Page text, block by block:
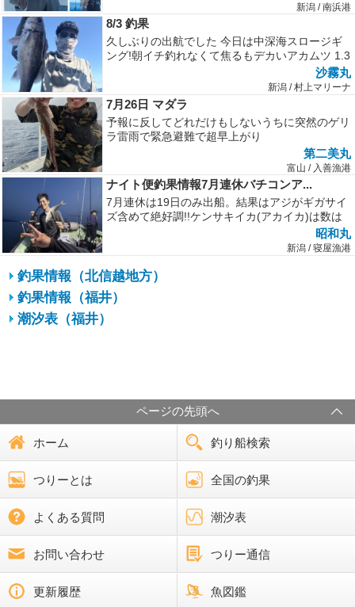
新潟 / 南浜港
8/3 釣果
久しぶりの出航でした 今日は中深海スロージギ
ング!朝イチ釣れなくて焦るもデカいアカムツ 1.3
沙霧丸
新潟 / 村上マリーナ
7月26日 マダラ
予報に反してどれだけもしないうちに突然のゲリ
ラ雷雨で緊急避難で超早上がり
第二美丸
富山 / 入善漁港
ナイト便釣果情報7月連休バチコンア...
7月連休は19日のみ出船。結果はアジがギガサイ
ズ含めて絶好調!!ケンサキイカ(アカイカ)は数は
昭和丸
新潟 / 寝屋漁港
釣果情報（北信越地方）
釣果情報（福井）
潮汐表（福井）
ページの先頭へ
ホーム 釣り船検索
つりーとは 全国の釣果
よくある質問 潮汐表
お問い合わせ つりー通信
更新履歴 魚図鑑